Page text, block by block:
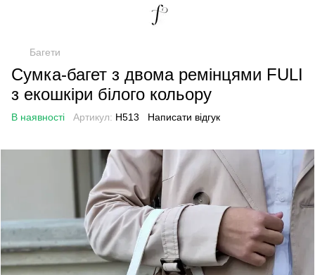
Багети
Сумка-багет з двома ремінцями FULI
з екошкіри білого кольору
В наявності Артикул: Н513 Написати відгук